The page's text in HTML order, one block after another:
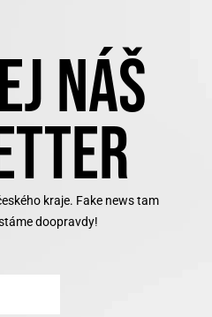
NÁŠ
kraje. Fake news tam
doopravdy!